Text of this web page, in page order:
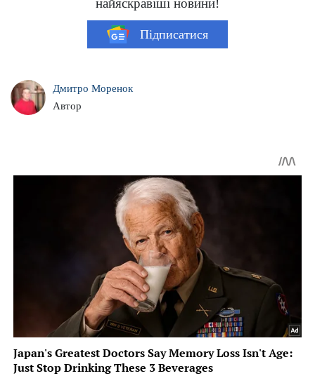
найяскравіші новини!
Підписатися
Дмитро Моренок
Автор